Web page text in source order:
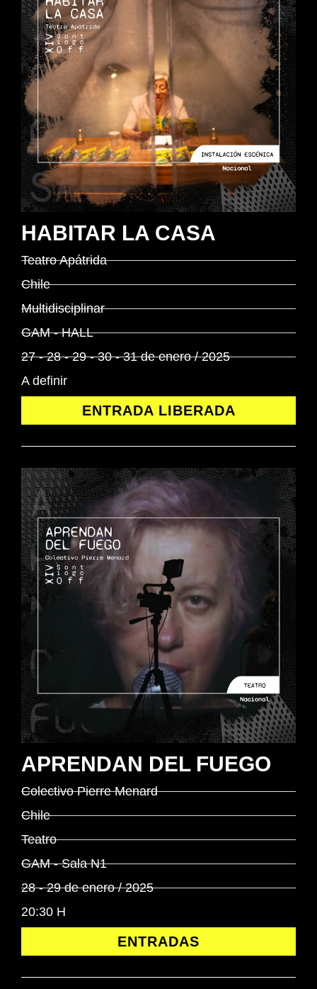
HABITAR LA CASA
Teatro Apátrida
Chile
Multidisciplinar
GAM - HALL
27 - 28 - 29 - 30 - 31 de enero / 2025
A definir
ENTRADA LIBERADA
APRENDAN DEL FUEGO
Colectivo Pierre Menard
Chile
Teatro
GAM - Sala N1
28 - 29 de enero / 2025
20:30 H
ENTRADAS